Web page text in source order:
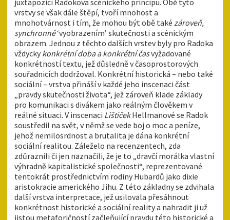
juxtapozici Radokova scénického principu. Obě tyto
vrstvy se však dále štěpí, tvoří mnohost a
mnohotvárnost i tím, že mohou být obě také zároveň,
synchronně‘vyobrazením’ skutečnosti a scénickým
obrazem. Jednou z těchto dalších vrstev byly pro Radoka
vždycky konkrétní doba a konkrétní časvyžadované
konkrétností textu, jež důsledně v časoprostorových
souřadnicích dodržoval. Konkrétní historická – nebo také
sociální – vrstva přináší v každé jeho inscenaci část
„pravdy skutečnosti života“, jež zároveň klade základy
pro komunikaci s divákem jako reálným člověkem v
reálné situaci. V inscenaci LištičekHellmanové se Radok
soustředil na svět, v němž se vede boj o moc a peníze,
jehož nemilosrdnost a brutalita je dána konkrétní
sociální realitou. Záleželo na recenzentech, zda
zdůraznili či jen naznačili, že je to „dravčí morálka vlastní
výhradně kapitalistické společnosti“, reprezentované
tentokrát prostřednictvím rodiny Hubardů jako dixie
aristokracie amerického Jihu. Z této základny se zdvihala
další vrstva interpretace, jež usilovala přesáhnout
konkrétnost historické a sociální reality a nahradit ji už
jistou metaforičností začleňující pravdu této historické a